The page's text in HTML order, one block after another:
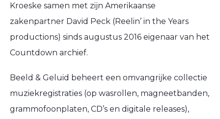
Kroeske samen met zijn Amerikaanse
zakenpartner David Peck (Reelin’ in the Years
productions) sinds augustus 2016 eigenaar van het
Countdown archief.
Beeld & Geluid beheert een omvangrijke collectie
muziekregistraties (op wasrollen, magneetbanden,
grammofoonplaten, CD’s en digitale releases),